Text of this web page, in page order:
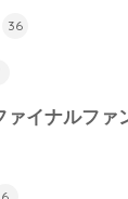
36
ァイナルファ